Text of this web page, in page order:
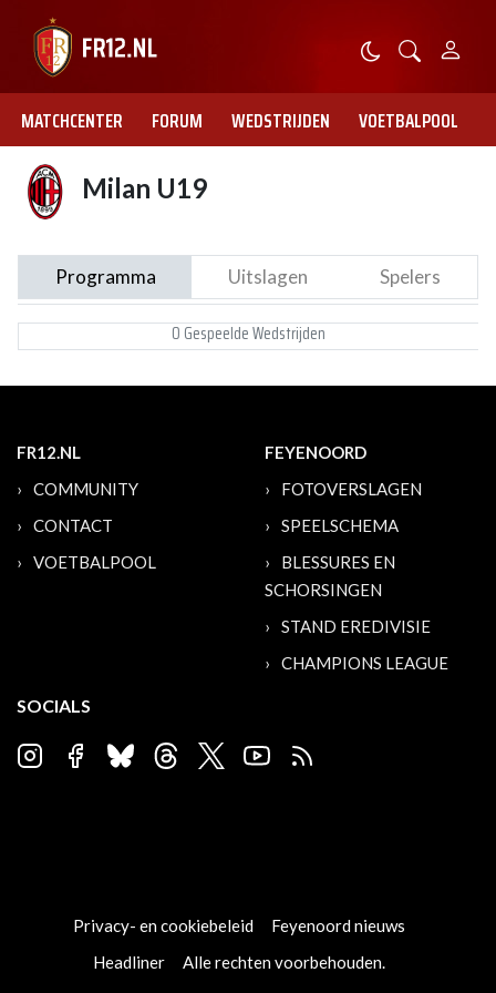
MATCHCENTER FORUM WEDSTRIJDEN VOETBALPOOL
Milan U19
Programma Uitslagen Spelers
0 Gespeelde Wedstrijden
FR12.NL
COMMUNITY
CONTACT
VOETBALPOOL
FEYENOORD
FOTOVERSLAGEN
SPEELSCHEMA
BLESSURES EN
SCHORSINGEN
STAND EREDIVISIE
CHAMPIONS LEAGUE
SOCIALS
Privacy- en cookiebeleid
Feyenoord nieuws
Headliner
Alle rechten voorbehouden.